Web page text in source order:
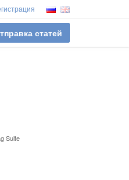
статей
Suite